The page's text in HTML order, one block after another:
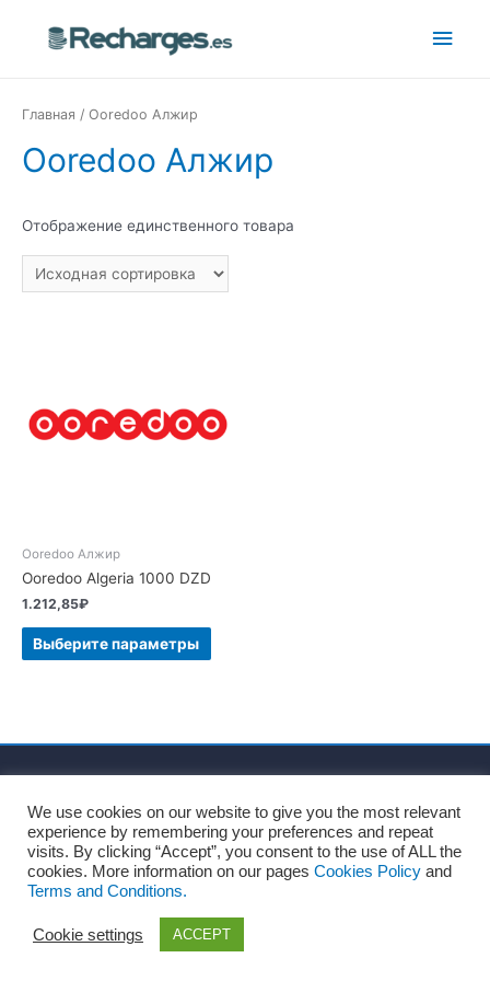
Главная / Ooredoo Алжир
Ooredoo Алжир
Отображение единственного товара
Ooredoo Алжир
Ooredoo Algeria 1000 DZD
1.212,85₽
Выберите параметры
Политика персональных данных
Политика файлов Cookie
Согласие на обработку персональных данных
Блог
Copyright © 2026
We use cookies on our website to give you the most relevant
experience by remembering your preferences and repeat
visits. By clicking “Accept”, you consent to the use of ALL the
cookies. More information on our pages Cookies Policy and
Terms and Conditions.
Cookie settings ACCEPT